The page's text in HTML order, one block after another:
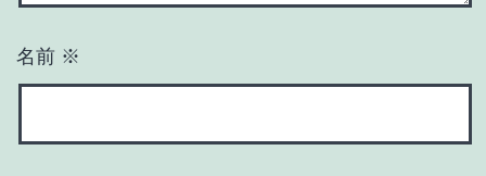
名前 ※